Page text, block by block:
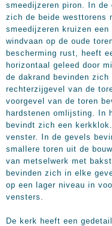
smeedijzeren piron. In
zich de beide westtorens
smeedijzeren kruizen
windvaan op de oude
bescherming rust, heeft
horizontaal geleed door
de dakrand bevinden
rechterzijgevel van de
voorgevel van de toren
hardstenen omlijsting. In
bevindt zich een
venster. In de gevels
smallere toren uit de
van metselwerk met
bevinden zich in elke
op een lager niveau in
vensters.
De kerk heeft een